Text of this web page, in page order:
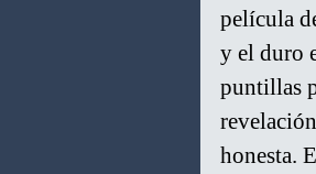
película
y el duro
puntillas
honesta.